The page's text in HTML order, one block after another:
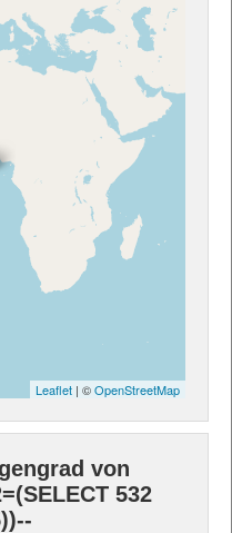
Leaflet | ©OpenStreetMap
von
532